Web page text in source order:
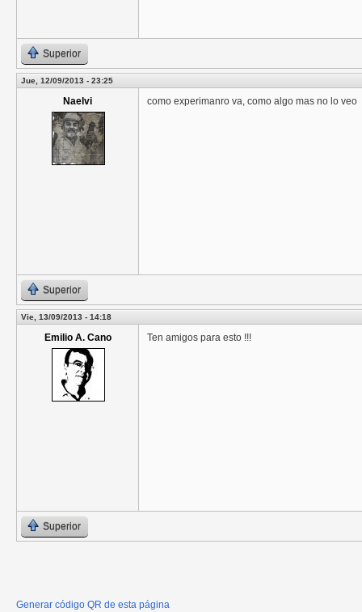
Superior
Jue, 12/09/2013 - 23:25
Naelvi como experimanro va, como algo mas no lo veo
Superior
Vie, 13/09/2013 - 14:18
Emilio A. Cano Ten amigos para esto !!!
Superior
Generar código QR de esta página